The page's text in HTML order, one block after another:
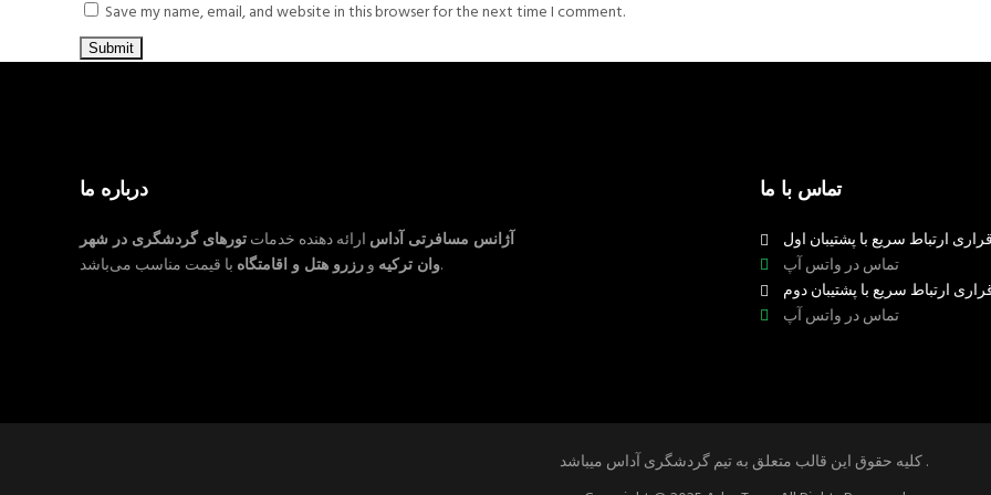
Save my name, email, and website in this browser for the next time I comment.
درباره ما
آژانس مسافرتی آداس ارائه دهنده خدماتتورهای گردشگری در شهر
وان ترکیه ورزرو هتل و اقامتگاه با قیمت مناسب می‌باشد.
تماس با ما
ارتباط سریع با پشتیبان اول
تماس در واتس آپ
ارتباط سریع با پشتیبان دوم
تماس در واتس آپ
کلیه حقوق این قالب متعلق به تیم گردشگری آداس میباشد .